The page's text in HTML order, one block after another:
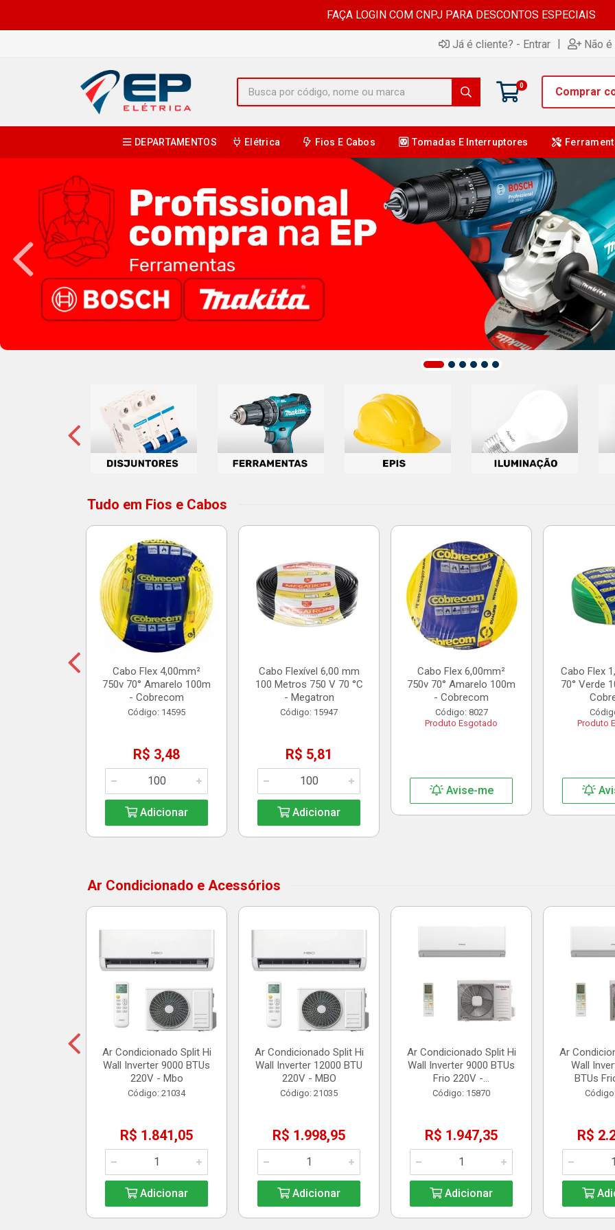
FAÇA LOGIN COM CNPJ PARA DESCONTOS ESPECIAIS
Já é cliente? - Entrar | Não
0 Comprar
DEPARTAMENTOS Elétrica Fios E Cabos Tomadas E Interruptores
Tudo em Fios e Cabos
Cabo Flex 4,00mm²
750v 70° Amarelo 100m
- Cobrecom
Código: 14595
R$ 3,48
Adicionar
Cabo Flexível 6,00 mm
100 Metros 750 V 70 °C
- Megatron
Código: 15947
R$ 5,81
Adicionar
Cabo Flex 6,00mm²
750v 70° Amarelo 100m
- Cobrecom
Código: 8027
Produto Esgotado
Avise-me
Cabo Flex
70° Verde
Produto
Ar Condicionado e Acessórios
Ar Condicionado Split Hi
Wall Inverter 9000 BTUs
220V - Mbo
Código: 21034
R$ 1.841,05
Adicionar
Ar Condicionado Split Hi
Wall Inverter 12000 BTU
220V - MBO
Código: 21035
R$ 1.998,95
Adicionar
Ar Condicionado Split Hi
Wall Inverter 9000 BTUs
Frio 220V -...
Código: 15870
R$ 1.947,35
Adicionar
Ar
Wall
BTUs
R$